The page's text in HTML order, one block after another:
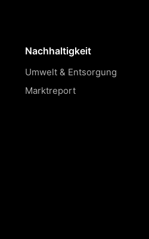
Nachhaltigkeit
Umwelt & Entsorgung
Marktreport